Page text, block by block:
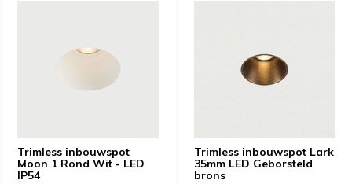
Trimless inbouwspot
Moon 1 Rond Wit - LED
IP54
Trimless inbouwspot Lark
35mm LED Geborsteld
brons